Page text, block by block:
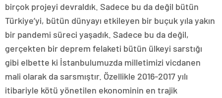
birçok projeyi devraldık. Sadece bu da değil bütün
Türkiye’yi, bütün dünyayı etkileyen bir buçuk yıla yakın
bir pandemi süreci yaşadık. Sadece bu da değil,
gerçekten bir deprem felaketi bütün ülkeyi sarstığı
gibi elbette ki İstanbulumuzda milletimizi vicdanen
mali olarak da sarsmıştır. Özellikle 2016-2017 yılı
itibariyle kötü yönetilen ekonominin en trajik